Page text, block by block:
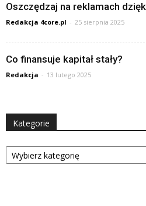
Oszczędzaj na reklamach
Redakcja 4core.pl - 25 sierpnia 2025
Co finansuje kapitał stały?
Redakcja - 13 lutego 2025
Kategorie
Kategorie